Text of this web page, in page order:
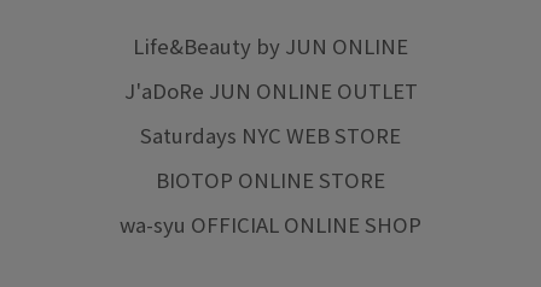
Life&Beauty by JUN ONLINE
J'aDoRe JUN ONLINE OUTLET
Saturdays NYC WEB STORE
BIOTOP ONLINE STORE
wa-syu OFFICIAL ONLINE SHOP